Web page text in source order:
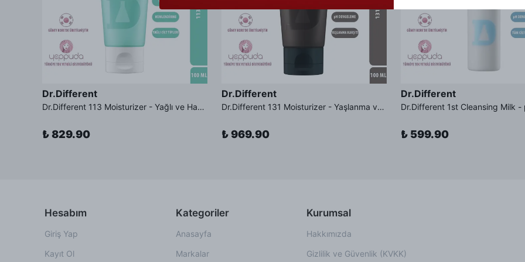
Dr.Different
Dr.Different 113 Moisturizer - Yağlı ve Hassas Cilt Tipleri İçin Yağ Asidi İçerikli Nemlendirici Krem
₺ 829.90
Dr.Different
Dr.Different 131 Moisturizer - Yaşlanma ve Kırışıklık Karşıtı Kolesterol İçerikli Nemlendirici Krem
₺ 969.90
Dr.Different
₺ 599.90
Hesabım
Giriş Yap
Kayıt Ol
Kategoriler
Anasayfa
Markalar
Kurumsal
Hakkımızda
Gizlilik ve Güvenlik (KVKK)